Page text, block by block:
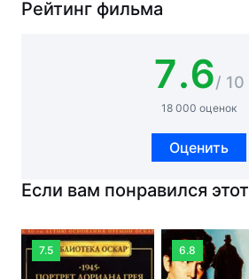
Рейтинг фильма
7.6/ 10
18 000 оценок
Оценить
Если вам понравился
7.5 6.8